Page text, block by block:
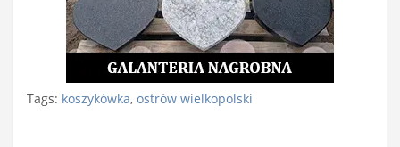
Tags: koszykówka, ostrów wielkopolski